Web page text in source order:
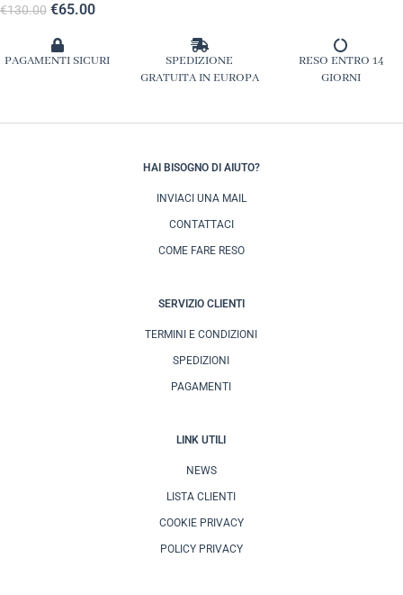
€130.00 €65.00
PAGAMENTI SICURI
SPEDIZIONE
GRATUITA IN EUROPA
RESO ENTRO 14
GIORNI
HAI BISOGNO DI AIUTO?
INVIACI UNA MAIL
CONTATTACI
COME FARE RESO
SERVIZIO CLIENTI
TERMINI E CONDIZIONI
SPEDIZIONI
PAGAMENTI
LINK UTILI
NEWS
LISTA CLIENTI
COOKIE PRIVACY
POLICY PRIVACY